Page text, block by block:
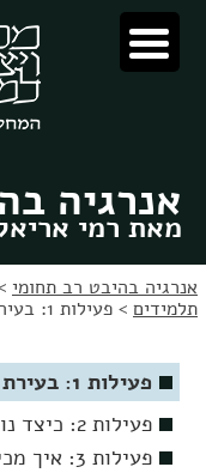
לתוכן
לניווט
אנרגיה
מאת רמי
אנרגיה בהיבט רב תחומי
תלמידים > פעילות 1: בעירת דלקים
פעילות 1: בעירת דלקים
פעילות 2: כיצד נוצרים הדלקים המחצביים?
פעילות 3: איך מכינים פחמים?